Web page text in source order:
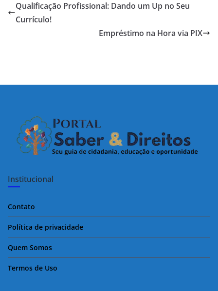
Qualificação Profissional: Dando um Up no Seu
Currículo!
Empréstimo na Hora via PIX
Institucional
Contato
Política de privacidade
Quem Somos
Termos de Uso